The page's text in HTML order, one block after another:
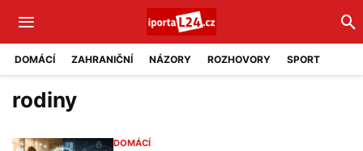
DOMÁCÍ ZAHRANIČNÍ NÁZORY ROZHOVORY SPORT
rodiny
DOMÁCÍ